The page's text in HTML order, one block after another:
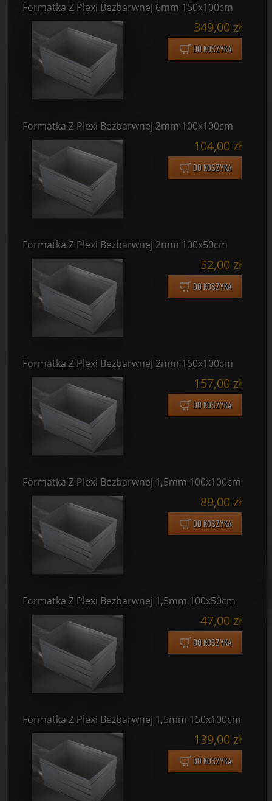
Formatka Z Plexi Bezbarwnej 6mm 150x100cm
349,00 zł
DO KOSZYKA
Formatka Z Plexi Bezbarwnej 2mm 100x100cm
104,00 zł
DO KOSZYKA
Formatka Z Plexi Bezbarwnej 2mm 100x50cm
52,00 zł
DO KOSZYKA
Formatka Z Plexi Bezbarwnej 2mm 150x100cm
157,00 zł
DO KOSZYKA
Formatka Z Plexi Bezbarwnej 1,5mm 100x100cm
89,00 zł
DO KOSZYKA
Formatka Z Plexi Bezbarwnej 1,5mm 100x50cm
47,00 zł
DO KOSZYKA
Formatka Z Plexi Bezbarwnej 1,5mm 150x100cm
139,00 zł
DO KOSZYKA